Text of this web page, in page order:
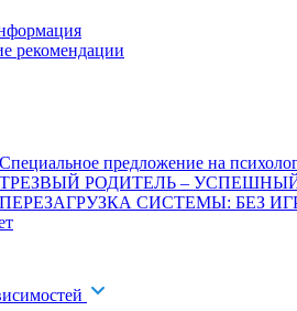
рекомендации
Специальное предложение на
ТРЕЗВЫЙ РОДИТЕЛЬ –
ПЕРЕЗАГРУЗКА СИСТЕМЫ: БЕЗ